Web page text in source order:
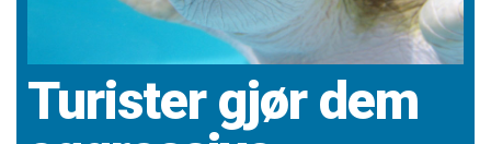
Turister gjør dem